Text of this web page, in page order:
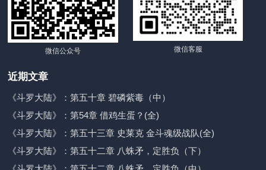
微信公众号 微信客服
近期文章
《斗罗大陆》：第五十章 碧磷紫毒（中）
《斗罗大陆》：第54章 借鸡生蛋？(全)
《斗罗大陆》：第五十三章 史莱克 金斗魂级战队(全)
《斗罗大陆》：第五十二章 八蛛矛，定胜负（下）